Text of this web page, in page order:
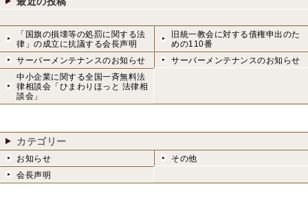
「国旗の損壊等の処罰に関する法
律」の成立に抗議する会長声明
旧統一教会に対する債権申出のた
めの110番
サーバーメンテナンスのお知らせ
サーバーメンテナンスのお知らせ
中小企業に関する全国一斉無料法
律相談会「ひまわりほっと 法律相
談会」
カテゴリー
お知らせ
その他
会長声明